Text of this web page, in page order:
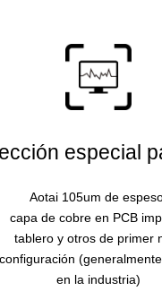
especial
Aotai 105um de
capa de cobre en PCB
tablero y otros de primer
configuración
en la industria)